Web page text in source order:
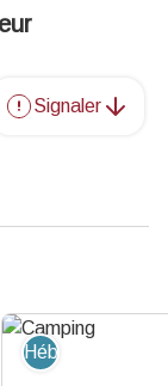
Signaler
Hébergement -